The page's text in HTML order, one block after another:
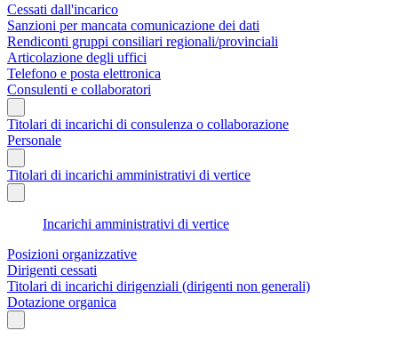
Cessati dall'incarico
Sanzioni per mancata comunicazione dei dati
Rendiconti gruppi consiliari regionali/provinciali
Articolazione degli uffici
Telefono e posta elettronica
Consulenti e collaboratori
Titolari di incarichi di consulenza o collaborazione
Personale
Titolari di incarichi amministrativi di vertice
Incarichi amministrativi di vertice
Posizioni organizzative
Dirigenti cessati
Titolari di incarichi dirigenziali (dirigenti non generali)
Dotazione organica